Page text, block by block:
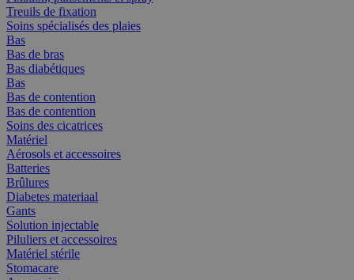
Treuils de fixation
Soins spécialisés des plaies
Bas
Bas de bras
Bas diabétiques
Bas
Bas de contention
Bas de contention
Soins des cicatrices
Matériel
Aérosols et accessoires
Batteries
Brûlures
Diabetes materiaal
Gants
Solution injectable
Piluliers et accessoires
Matériel stérile
Stomacare